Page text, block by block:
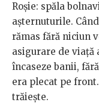
Roșie: spăla
așternuturile.
rămas fără niciun
asigurare de viață
încaseze banii,
era plecat pe
trăiește.